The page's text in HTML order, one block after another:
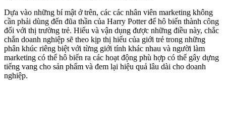
Dựa vào những bí mật ở trên, các các nhân viên marketing không
cần phải dùng đến đũa thần của Harry Potter để hô biến thành công
đối với thị trường trẻ. Hiểu và vận dụng được những điều này, chắc
chắn doanh nghiệp sẽ theo kịp thị hiếu của giới trẻ trong những
phân khúc riêng biệt với từng giới tính khác nhau và người làm
marketing có thể hô biến ra các hoạt động phù hợp có thể gây dựng
tiếng vang cho sản phẩm và đem lại hiệu quả lâu dài cho doanh
nghiệp.